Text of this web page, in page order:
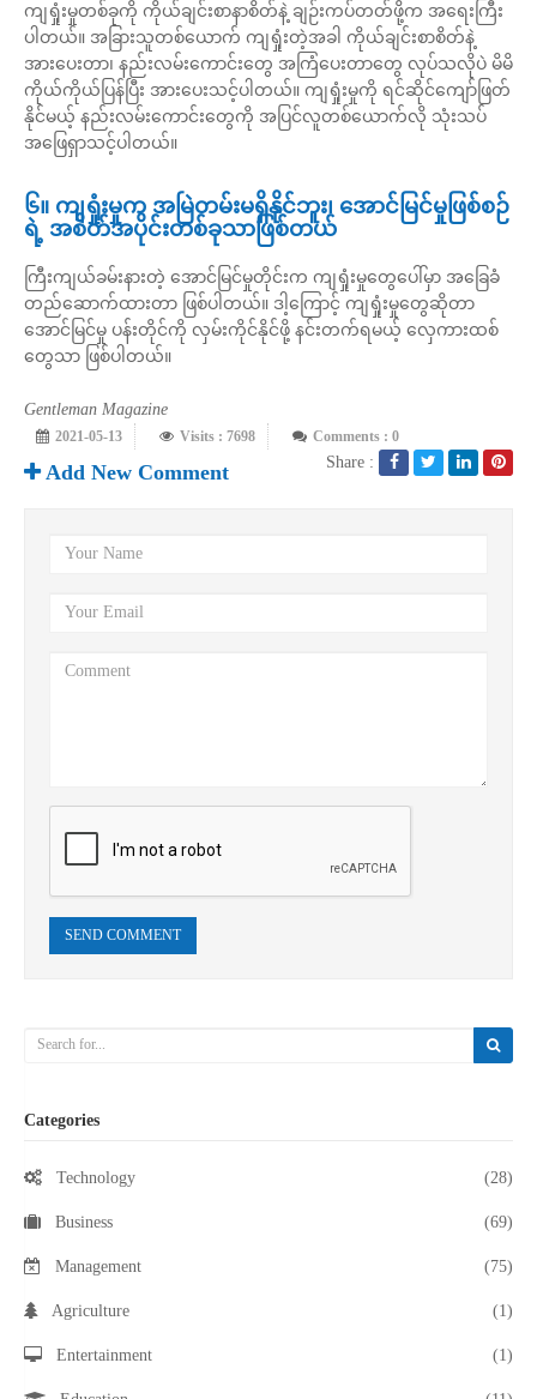
ကျရှုံးမှုတစ်ခုကို ကိုယ်ချင်းစာနာစိတ်နဲ့ ချဉ်းကပ်တတ်ဖို့က အရေးကြီး
ပါတယ်။ အခြားသူတစ်ယောက် ကျရှုံးတဲ့အခါ ကိုယ်ချင်းစာစိတ်နဲ့
အားပေးတာ၊ နည်းလမ်းကောင်းတွေ အကြံပေးတာတွေ လုပ်သလိုပဲ မိမိ
ကိုယ်ကိုယ်ပြန်ပြီး အားပေးသင့်ပါတယ်။ ကျရှုံးမှုကို ရင်ဆိုင်ကျော်ဖြတ်
နိုင်မယ့် နည်းလမ်းကောင်းတွေကို အပြင်လူတစ်ယောက်လို သုံးသပ်
အဖြေရှာသင့်ပါတယ်။
၆။ ကျရှုံးမှုက အမြဲတမ်းမရှိနိုင်ဘူး၊ အောင်မြင်မှုဖြစ်စဉ်
ရဲ့ အစိတ်အပိုင်းတစ်ခုသာဖြစ်တယ်
ကြီးကျယ်ခမ်းနားတဲ့ အောင်မြင်မှုတိုင်းက ကျရှုံးမှုတွေပေါ်မှာ အခြေခံ
တည်ဆောက်ထားတာ ဖြစ်ပါတယ်။ ဒါ့ကြောင့် ကျရှုံးမှုတွေဆိုတာ
အောင်မြင်မှု ပန်းတိုင်ကို လှမ်းကိုင်နိုင်ဖို့ နင်းတက်ရမယ့် လှေကားထစ်
တွေသာ ဖြစ်ပါတယ်။
Gentleman Magazine
2021-05-13 Visits : 7698 Comments : 0
Share :
Add New Comment
SEND COMMENT
Categories
Technology (28)
Business (69)
Management (75)
Agriculture (1)
Entertainment (1)